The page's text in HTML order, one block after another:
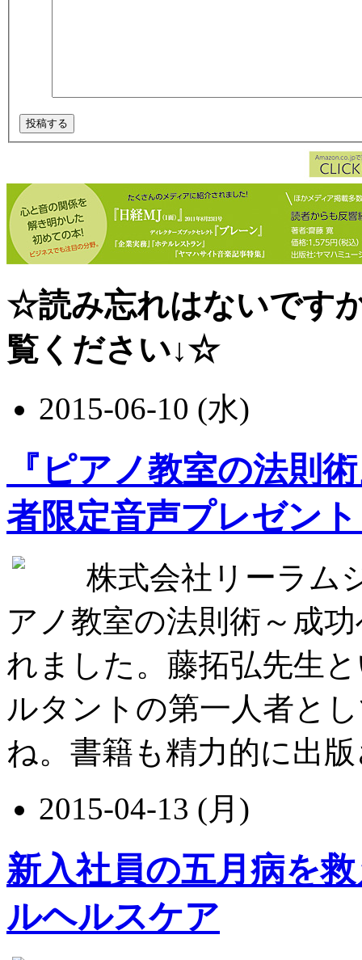
☆読み忘れはないです
覧ください↓☆
2015-06-10 (水)
『ピアノ教室の法則
者限定音声プレゼン
株式会社リーラム
アノ教室の法則術～成
れました。藤拓弘先生
ルタントの第一人者と
ね。書籍も精力的に出
2015-04-13 (月)
新入社員の五月病を
ルヘルスケア